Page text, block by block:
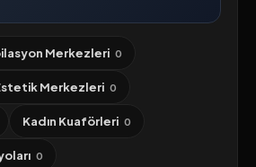
Merkezleri 0
Merkezleri 0
Kadın Kuaförleri 0
0